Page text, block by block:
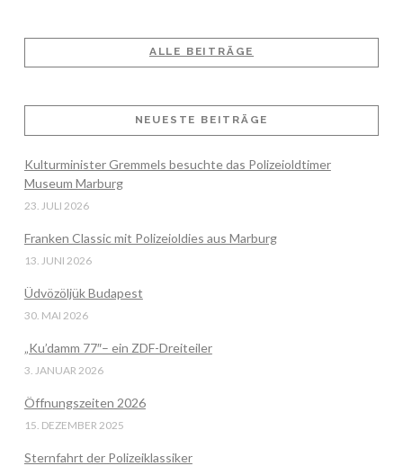
ALLE BEITRÄGE
NEUESTE BEITRÄGE
Kulturminister Gremmels besuchte das Polizeioldtimer
Museum Marburg
23. JULI 2026
Franken Classic mit Polizeioldies aus Marburg
13. JUNI 2026
Üdvözöljük Budapest
30. MAI 2026
„Ku’damm 77″– ein ZDF-Dreiteiler
3. JANUAR 2026
Öffnungszeiten 2026
15. DEZEMBER 2025
Sternfahrt der Polizeiklassiker